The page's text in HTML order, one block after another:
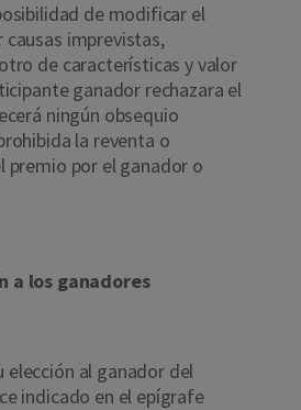
de modificar el
imprevistas,
de características y valor
ganador rechazara el
ningún obsequio
la reventa o
premio por el ganador o
a los ganadores
elección al ganador del
indicado en el epígrafe